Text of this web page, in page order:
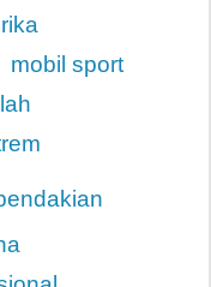
mobil sport